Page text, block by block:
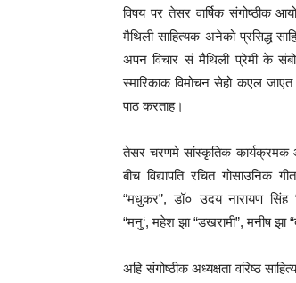
विषय पर तेसर वार्षिक संगोष्ठीक
मैथिली साहित्यक अनेको प्रसिद्ध
अपन विचार सं मैथिली प्रेमी के
स्मारिकाक विमोचन सेहो कएल
पाठ करताह।
तेसर चरणमे सांस्कृतिक कार्यक्रमक
बीच विद्यापति रचित
“मधुकर”,डॉ० उदय नारायण सिंह
“मनु‘,महेश झा “डखरामी”,मनीष झा
अहि संगोष्ठीक अध्यक्षता वरिष्ठ